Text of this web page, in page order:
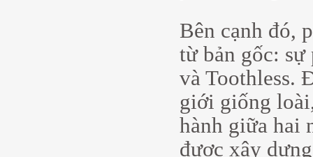
Bên cạnh đó,
từ bản gốc:
và Toothless.
giới giống
hành giữa hai
được xây